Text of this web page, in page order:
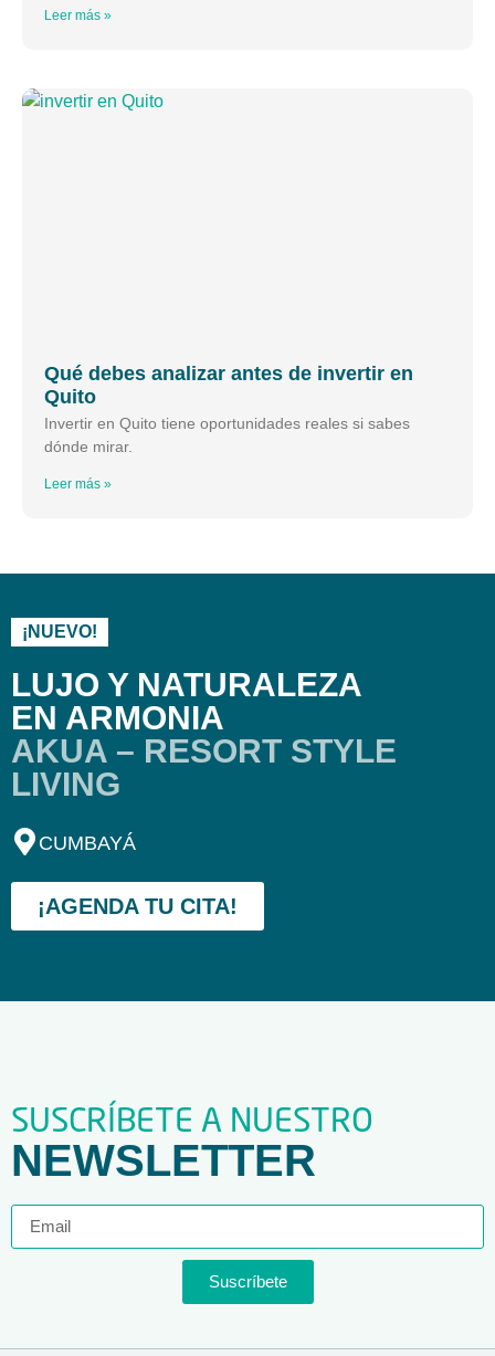
Leer más »
Qué debes analizar antes de invertir en
Quito
Invertir en Quito tiene oportunidades reales si sabes
dónde mirar.
Leer más »
¡NUEVO!
LUJO Y NATURALEZA
EN ARMONIA
AKUA – RESORT STYLE
LIVING
CUMBAYÁ
¡AGENDA TU CITA!
SUSCRÍBETE A NUESTRO
NEWSLETTER
Suscríbete